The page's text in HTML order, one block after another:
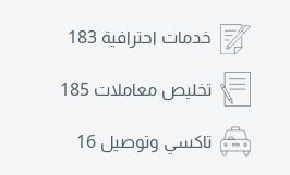
خدمات احترافية 183
تخليص معاملات 185
تاكسي وتوصيل 16